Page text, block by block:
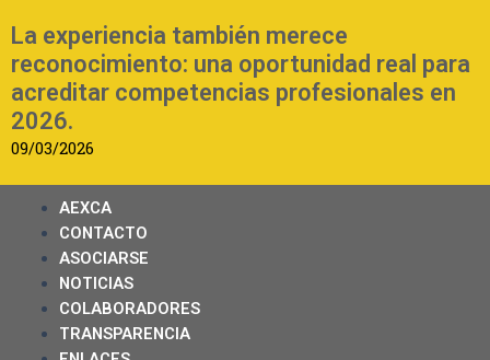
La experiencia también merece
reconocimiento: una oportunidad real para
acreditar competencias profesionales en
2026.
09/03/2026
AEXCA
CONTACTO
ASOCIARSE
NOTICIAS
COLABORADORES
TRANSPARENCIA